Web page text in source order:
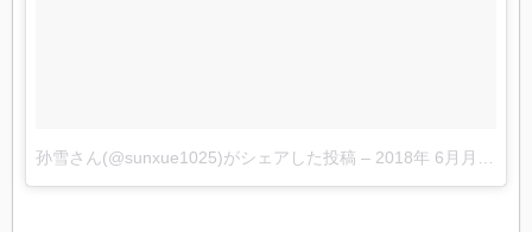
孙雪さん(@sunxue1025)がシェアした投稿 – 2018年 6月月24日午後5時50分PDT